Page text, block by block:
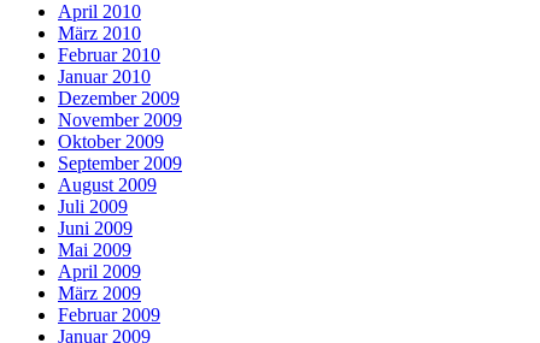
April 2010
März 2010
Februar 2010
Januar 2010
Dezember 2009
November 2009
Oktober 2009
September 2009
August 2009
Juli 2009
Juni 2009
Mai 2009
April 2009
März 2009
Februar 2009
Januar 2009